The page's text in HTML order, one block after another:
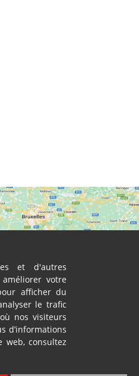
et d'autres
votre
afficher du
le trafic
nos visiteurs
d’informations
web, consultez